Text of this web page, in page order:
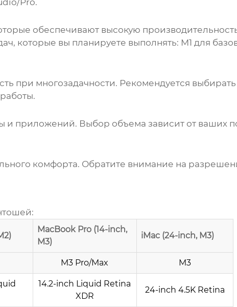
Pro.
обеспечивают высокую
которые вы планируете выполнять: M1 для
при многозадачности. Рекомендуется
и приложений. Выбор объема зависит от ваших
комфорта. Обратите внимание на
:
MacBook Pro (14-inch,
M3)
iMac (24-inch, M3)
M3 Pro/Max M3
14.2-inch Liquid Retina
XDR
24-inch 4.5K Retina